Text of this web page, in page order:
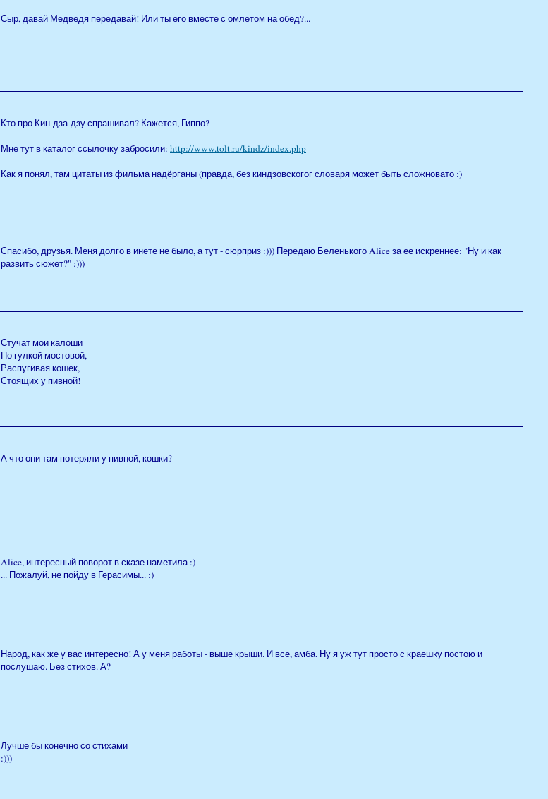
Сыр, давай Медведя передавай! Или ты его вместе с омлетом на обед?...
Кто про Кин-дза-дзу спрашивал? Кажется, Гиппо?
Мне тут в каталог ссылочку забросили: http://www.tolt.ru/kindz/index.php
Как я понял, там цитаты из фильма надёрганы (правда, без киндзовскогог словаря может быть сложновато :)
Спасибо, друзья. Меня долго в инете не было, а тут - сюрприз :))) Передаю Беленького Alice за ее искреннее: "Ну и как
развить сюжет?" :)))
Стучат мои калоши
По гулкой мостовой,
Распугивая кошек,
Стоящих у пивной!
А что они там потеряли у пивной, кошки?
Alice, интересный поворот в сказе наметила :)
... Пожалуй, не пойду в Герасимы... :)
Народ, как же у вас интересно! А у меня работы - выше крыши. И все, амба. Ну я уж тут просто с краешку постою и
послушаю. Без стихов. А?
Лучше бы конечно со стихами
:)))